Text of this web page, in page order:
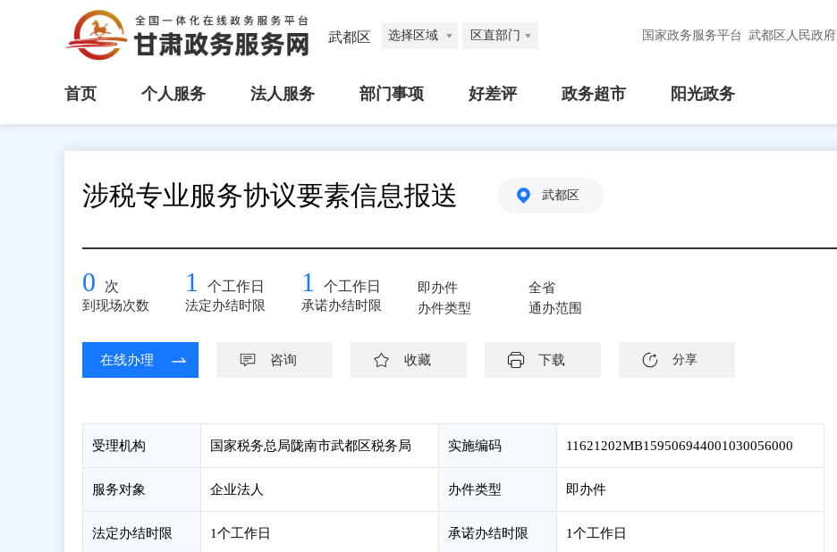
武都区 选择区域 区直部门 国家政务服务平台 武都区人民政府
首页 个人服务 法人服务 部门事项 好差评 政务超市 阳光政务
涉税专业服务协议要素信息报送 武都区
0 次
到现场次数
1 个工作日
法定办结时限
1 个工作日
承诺办结时限
即办件
办件类型
全省
通办范围
在线办理 咨询 收藏 下载 分享
受理机构 国家税务总局陇南市武都区税务局 实施编码 11621202MB159506944001030056000
服务对象 企业法人 办件类型 即办件
法定办结时限 1个工作日 承诺办结时限 1个工作日